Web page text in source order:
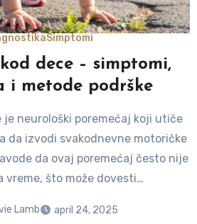
Simptomi
dece – simptomi,
i metode podrške
da izvodi svakodnevne motoričke
da ovaj poremećaj često nije
vreme, što može dovesti…
Lamb april 24, 2025